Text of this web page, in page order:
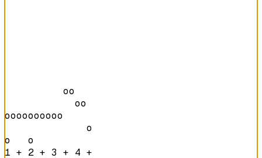
          oo
            oo
oooooooooo
              o
o   o
1 + 2 + 3 + 4 +